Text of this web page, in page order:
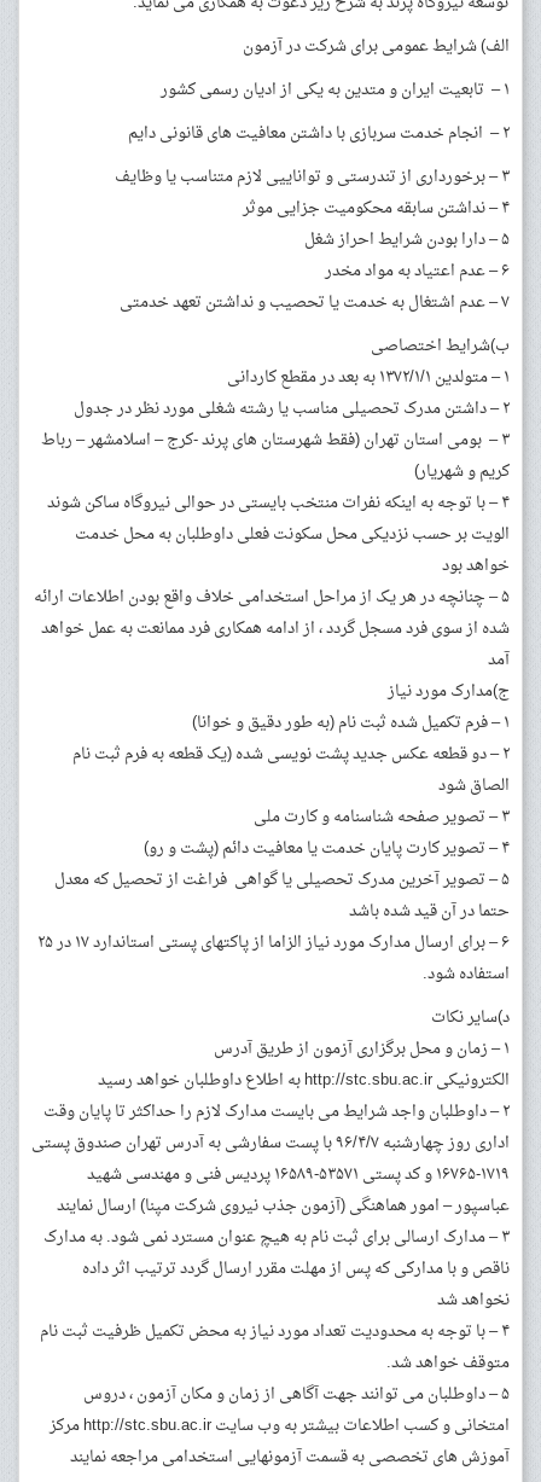
الف) شرایط عمومی برای شرکت در آزمون
۱ – تابعیت ایران و متدین به یکی از ادیان رسمی کشور
۲ – انجام خدمت سربازی با داشتن معافیت های قانونی دایم
۳ – برخورداری از تندرستی و تواناییی لازم متناسب یا وظایف
۴ – نداشتن سابقه محکومیت جزایی موثر
۵ – دارا بودن شرایط احراز شغل
۶ – عدم اعتیاد به مواد مخدر
۷ – عدم اشتغال به خدمت یا تحصیب و نداشتن تعهد خدمتی
ب)شرایط اختصاصی
۱ – متولدین ۱۳۷۲/۱/۱ به بعد در مقطع کاردانی
۲ – داشتن مدرک تحصیلی مناسب یا رشته شغلی مورد نظر در جدول
۳ – بومی استان تهران (فقط شهرستان های پرند -کرج – اسلامشهر – رباط
کریم و شهریار)
۴ – با توجه به اینکه نفرات منتخب بایستی در حوالی نیروگاه ساکن شوند
الویت بر حسب نزدیکی محل سکونت فعلی داوطلبان به محل خدمت
خواهد بود
۵ – چنانچه در هر یک از مراحل استخدامی خلاف واقع بودن اطلاعات ارائه
شده از سوی فرد مسجل گردد ، از ادامه همکاری فرد ممانعت به عمل خواهد
آمد
ج)مدارک مورد نیاز
۱ – فرم تکمیل شده ثبت نام (به طور دقیق و خوانا)
۲ – دو قطعه عکس جدید پشت نویسی شده (یک قطعه به فرم ثبت نام
الصاق شود
۳ – تصویر صفحه شناسنامه و کارت ملی
۴ – تصویر کارت پایان خدمت یا معافیت دائم (پشت و رو)
۵ – تصویر آخرین مدرک تحصیلی یا گواهی فراغت از تحصیل که معدل
حتما در آن قید شده باشد
۶ – برای ارسال مدارک مورد نیاز الزاما از پاکتهای پستی استاندارد ۱۷ در ۲۵
استفاده شود.
د)سایر نکات
۱ – زمان و محل برگزاری آزمون از طریق آدرس
الکترونیکی http://stc.sbu.ac.ir به اطلاع داوطلبان خواهد رسید
۲ – داوطلبان واجد شرایط می بایست مدارک لازم را حداکثر تا پایان وقت
اداری روز چهارشنبه ۹۶/۴/۷ با پست سفارشی به آدرس تهران صندوق پستی
۱۷۱۹-۱۶۷۶۵ و کد پستی ۵۳۵۷۱-۱۶۵۸۹ پردیس فنی و مهندسی شهید
عباسپور – امور هماهنگی (آزمون جذب نیروی شرکت مپنا) ارسال نمایند
۳ – مدارک ارسالی برای ثبت نام به هیچ عنوان مسترد نمی شود. به مدارک
ناقص و با مدارکی که پس از مهلت مقرر ارسال گردد ترتیب اثر داده
نخواهد شد
۴ – با توجه به محدودیت تعداد مورد نیاز به محض تکمیل ظرفیت ثبت نام
متوقف خواهد شد.
۵ – داوطلبان می توانند جهت آگاهی از زمان و مکان آزمون ، دروس
امتخانی و کسب اطلاعات بیشتر به وب سایت http://stc.sbu.ac.ir مرکز
آموزش های تخصصی به قسمت آزمونهایی استخدامی مراجعه نمایند